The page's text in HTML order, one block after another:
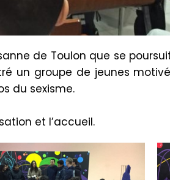
de Toulon que se
un groupe de jeunes
du sexisme.
et l’accueil.